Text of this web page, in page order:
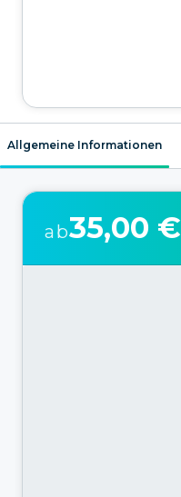
Allgemeine Informationen
ab35,00 €